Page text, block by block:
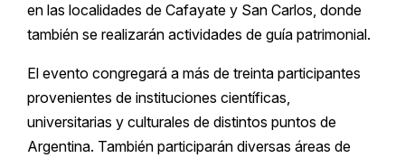
en las localidades de Cafayate y San Carlos, donde
también se realizarán actividades de guía patrimonial.
El evento congregará a más de treinta participantes
provenientes de instituciones científicas,
universitarias y culturales de distintos puntos de
Argentina. También participarán diversas áreas de